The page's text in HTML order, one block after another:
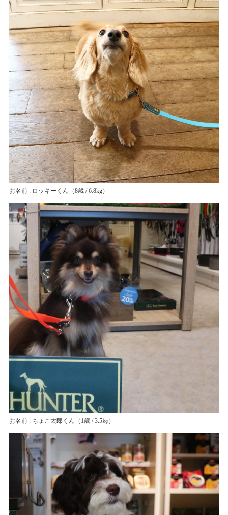
お名前 : ロッキーくん （8歳 / 6.8kg）
お名前 : ちょこ太郎くん （1歳 / 3.5㎏）